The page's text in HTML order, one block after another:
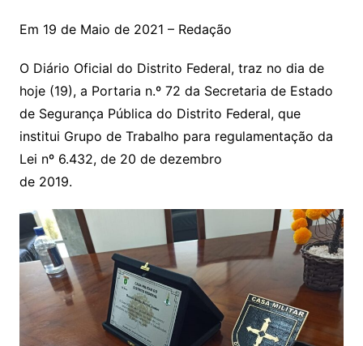
Em 19 de Maio de 2021 – Redação
O Diário Oficial do Distrito Federal, traz no dia de
hoje (19), a Portaria n.º 72 da Secretaria de Estado
de Segurança Pública do Distrito Federal, que
institui Grupo de Trabalho para regulamentação da
Lei nº 6.432, de 20 de dezembro
de 2019.